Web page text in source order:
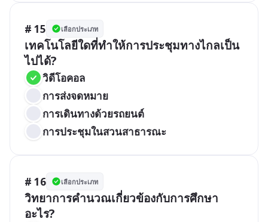
# 15 เลือกประเภท
เทคโนโลยีใดที่ทำให้การประชุมทางไกลเป็น
ไปได้?
วิดีโอคอล
การส่งจดหมาย
การเดินทางด้วยรถยนต์
การประชุมในสวนสาธารณะ
# 16 เลือกประเภท
วิทยาการคำนวณเกี่ยวข้องกับการศึกษา
อะไร?